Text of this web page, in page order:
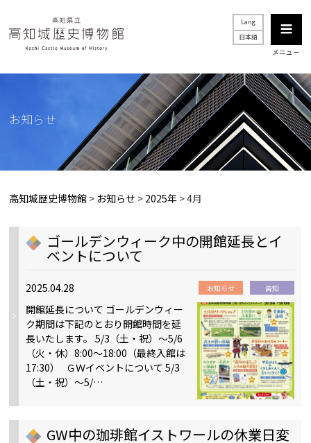
Lang
日本語
メニュー
お知らせ
高知城歴史博物館 > お知らせ > 2025年 >4月
ゴールデンウィーク中の開館延長とイ
ベントについて
2025.04.28 お知らせ 告知
開館延長について ゴールデンウィー
ク期間は下記のとおり開館時間を延
長いたします。 5/3（土・祝）～5/6
（火・休）8:00～18:00（最終入館は
17:30） ＧＷイベントについて 5/3
（土・祝）～5/…
GW中の珈琲館イストワールの休業日変